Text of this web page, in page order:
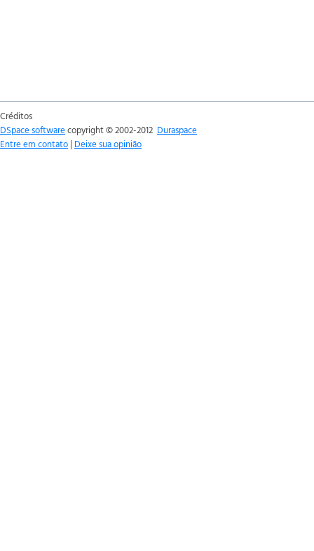
Créditos
DSpace softwarecopyright © 2002-2012 Duraspace
Entre em contato | Deixe sua opinião